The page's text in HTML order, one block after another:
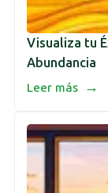
Visualiza tu
Abundancia
Leer más →